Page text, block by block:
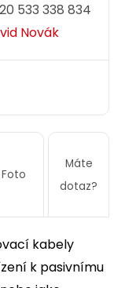
533 338 834
Novák
Foto
Máte
dotaz?
kabely
k pasivnímu